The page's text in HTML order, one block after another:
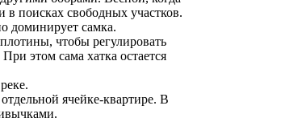
поисках свободных участков.
доминирует самка.
чтобы регулировать
этом сама хатка остается
ячейке-квартире. В